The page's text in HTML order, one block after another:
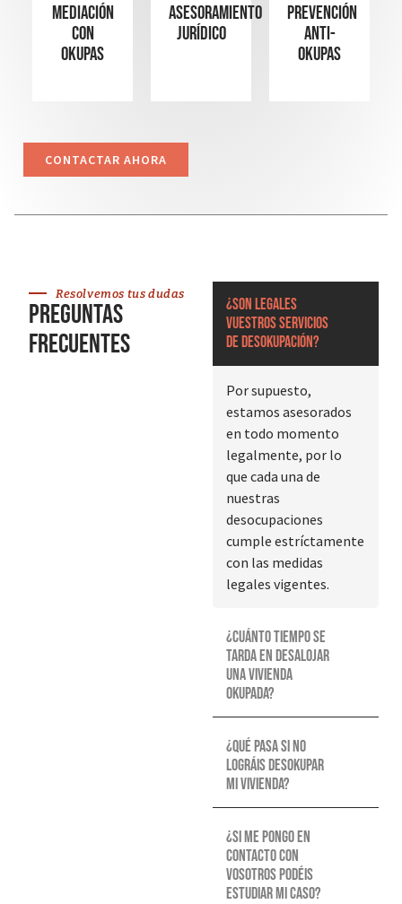
Mediación
con
okupas
Asesoramiento
Jurídico
Prevención
Anti-
Okupas
CONTACTAR AHORA
Resolvemos tus dudas
Preguntas
frecuentes
¿Son legales
vuestros servicios
de desokupación?
Por supuesto,
estamos asesorados
en todo momento
legalmente, por lo
que cada una de
nuestras
desocupaciones
cumple estríctamente
con las medidas
legales vigentes.
¿Cuánto tiempo se
tarda en desalojar
una vivienda
okupada?
¿Qué pasa si no
lográis desokupar
mi vivienda?
¿Si me pongo en
contacto con
vosotros podéis
estudiar mi caso?